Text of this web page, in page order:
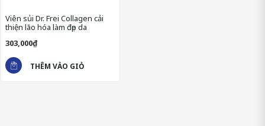
Viên sủi Dr. Frei Collagen cải
thiện lão hóa làm đẹp da
303,000₫
THÊM VÀO GIỎ